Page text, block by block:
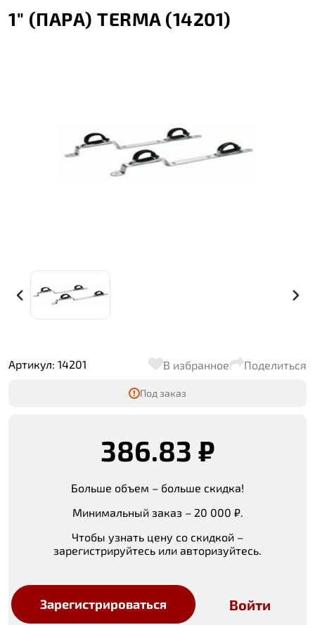
1" (ПАРА) TERMA (14201)
Артикул: 14201 В избранное Поделиться
Под заказ
386.83 ₽
Больше объем – больше скидка!
Минимальный заказ – 20 000 ₽.
Чтобы узнать цену со скидкой –
зарегистрируйтесь или авторизуйтесь.
Зарегистрироваться Войти